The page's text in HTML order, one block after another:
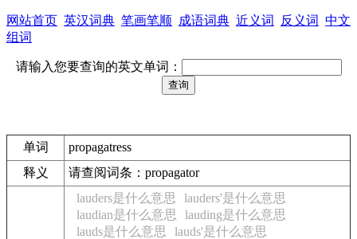
网站首页 英汉词典 笔画笔顺 成语词典 近义词 反义词 中文
组词
请输入您要查询的英文单词：
单词
propagatress
释义
请查阅词条：propagator
lauders是什么意思
lauders'是什么意思
laudian是什么意思
lauding是什么意思
lauds是什么意思
lauds'是什么意思